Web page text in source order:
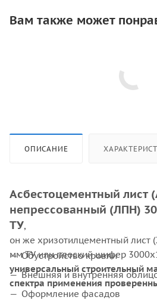
Вам также может
ОПИСАНИЕ
Асбестоцементный лист
непрессованный (ЛПН)
ТУ,
он же хризотилцементный лист
мм ТУ или плоский шифер
универсальный строительный
спектра применения
Обустройство кровли
Внешняя и внутренняя
Оформление фасадов